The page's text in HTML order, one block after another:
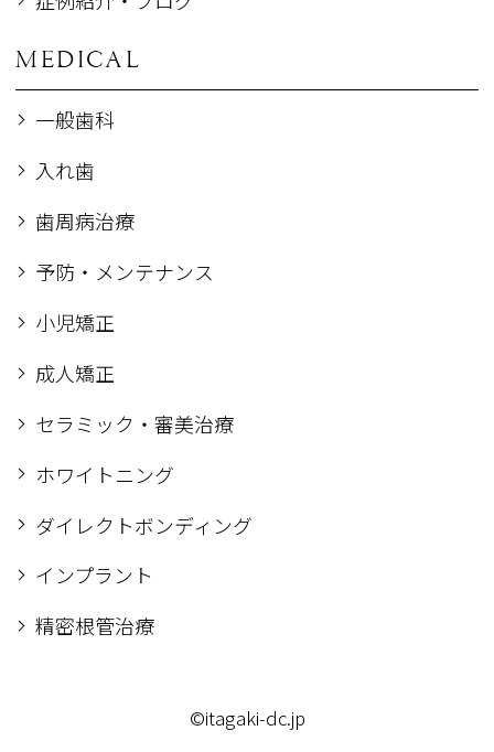
MEDICAL
一般歯科
入れ歯
歯周病治療
予防・メンテナンス
小児矯正
成人矯正
セラミック・審美治療
ホワイトニング
ダイレクトボンディング
インプラント
精密根管治療
©itagaki-dc.jp